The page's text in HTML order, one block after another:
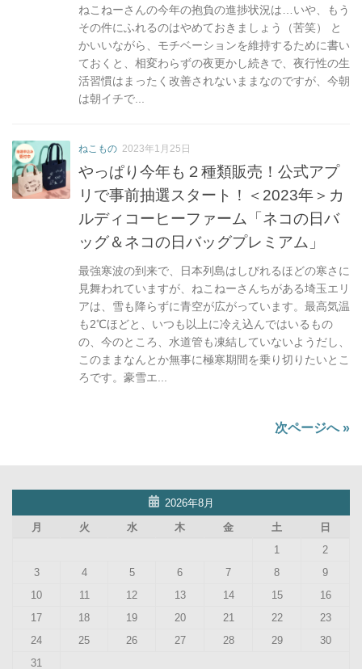
ねこねーさんの今年の抱負の進捗状況は…いや、もう
その件にふれるのはやめておきましょう（苦笑） と
かいいながら、モチベーションを維持するために書い
ておくと、相変わらずの夜更かし続きで、夜行性の生
活習慣はまったく改善されないままなのですが、今朝
は朝イチで...
ねこもの 2023年1月25日
やっぱり今年も２種類販売！公式アプ
リで事前抽選スタート！＜2023年＞カ
ルディコーヒーファーム「ネコの日バ
ッグ＆ネコの日バッグプレミアム」
最強寒波の到来で、日本列島はしびれるほどの寒さに
見舞われていますが、ねこねーさんちがある埼玉エリ
アは、雪も降らずに青空が広がっています。最高気温
も2℃ほどと、いつも以上に冷え込んではいるもの
の、今のところ、水道管も凍結していないようだし、
このままなんとか無事に極寒期間を乗り切りたいとこ
ろです。豪雪エ...
次ページへ »
2026年8月
月
火 水 木 金 土
日
1
2
3
4 5 6 7 8
9
10
11 12 13 14 15
16
17
18 19 20 21 22
23
24
25 26 27 28 29
30
31